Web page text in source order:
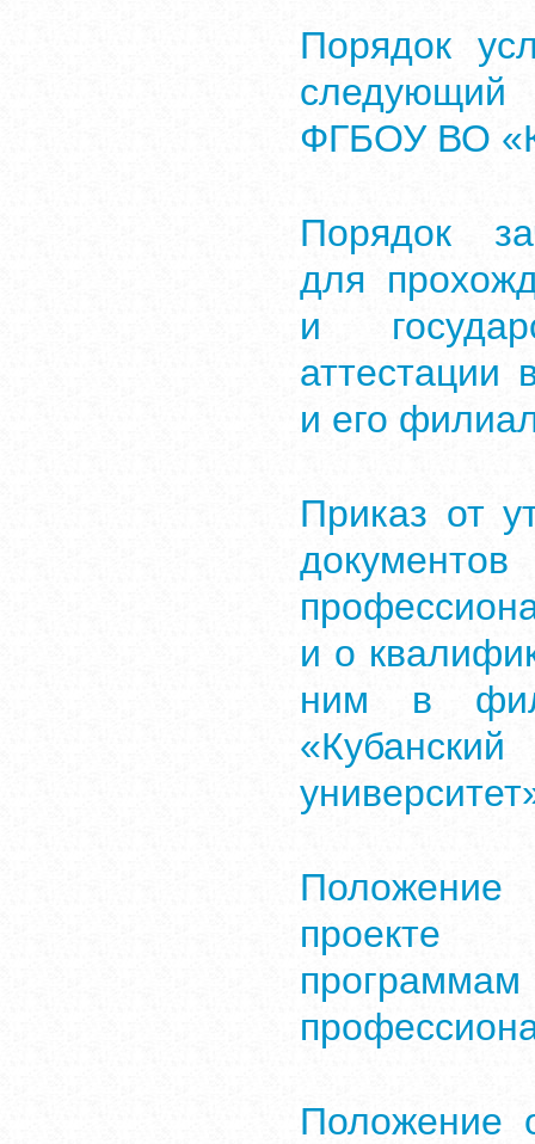
Порядок
следующий
ФГБОУ ВО
Порядок
для
и
и его
Приказ от
и о
ним в
Положение
проекте
Положение